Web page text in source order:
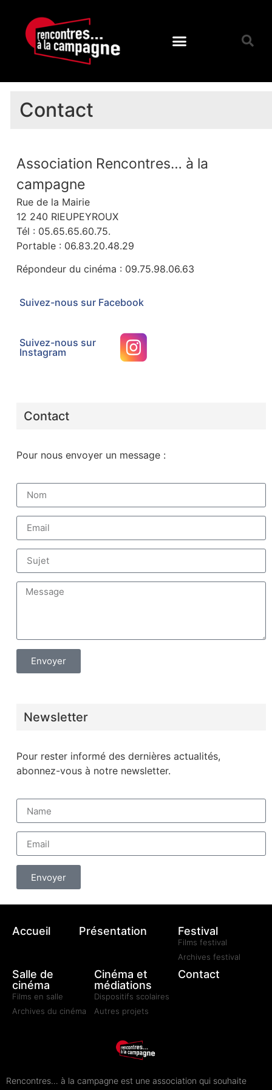
Contact
Association Rencontres… à la
campagne
Rue de la Mairie
12 240 RIEUPEYROUX
Tél : 05.65.65.60.75.
Portable : 06.83.20.48.29
Répondeur du cinéma : 09.75.98.06.63
Suivez-nous sur Facebook
Suivez-nous sur
Instagram
Contact
Pour nous envoyer un message :
Envoyer
Newsletter
Pour rester informé des dernières actualités,
abonnez-vous à notre newsletter.
Envoyer
Accueil Présentation Festival
Films festival
Archives festival
Salle de
cinéma
Films en salle
Archives du cinéma
Cinéma et
médiations
Dispositifs scolaires
Autres projets
Contact
Rencontres… à la campagne est une association qui souhaite